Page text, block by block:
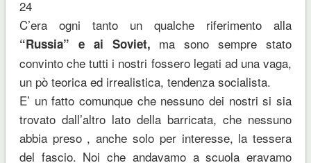
24
C’era ogni tanto un qualche riferimento alla
“Russia” e ai Soviet, ma sono sempre stato
convinto che tutti i nostri fossero legati ad una vaga,
un pò teorica ed irrealistica, tendenza socialista.
E’ un fatto comunque che nessuno dei nostri si sia
trovato dall’altro lato della barricata, che nessuno
abbia preso , anche solo per interesse, la tessera
del fascio. Noi che andavamo a scuola eravamo